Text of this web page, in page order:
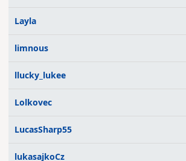
Layla
limnous
llucky_lukee
Lolkovec
LucasSharp55
lukasajkoCz